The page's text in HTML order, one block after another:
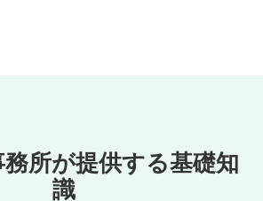
所が提供する基礎知
識